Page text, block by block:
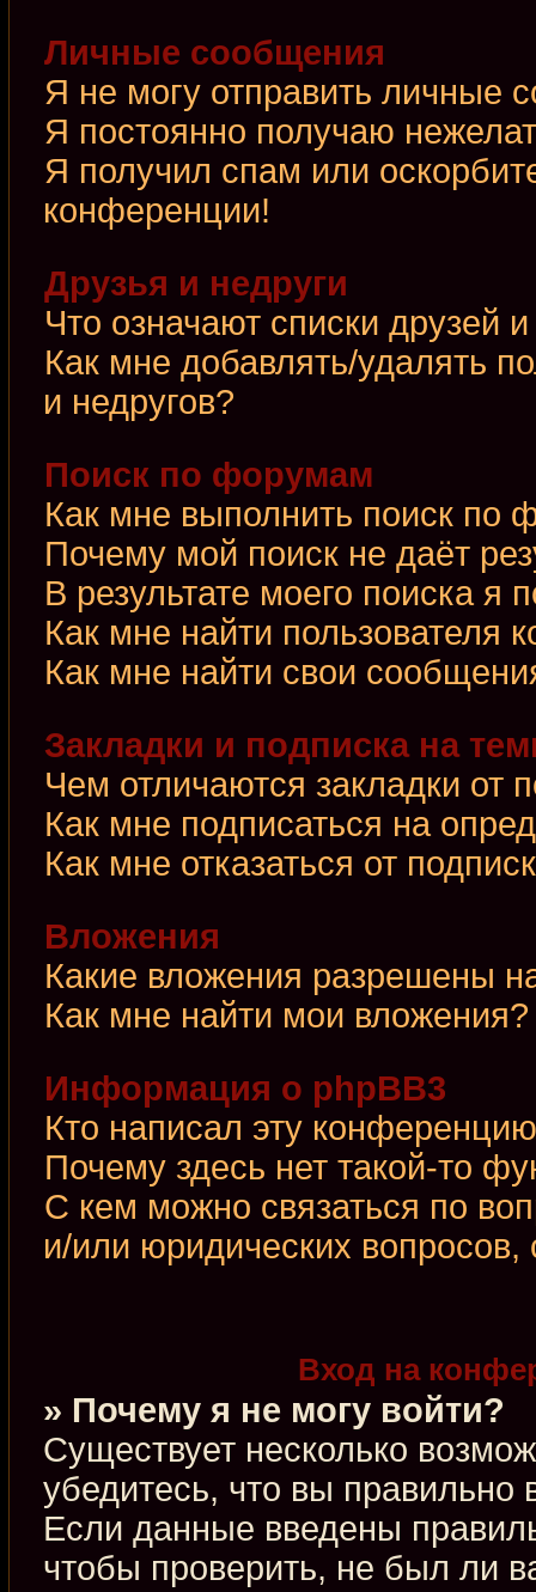
Личные сообщения
Я не могу отправить личные
Я постоянно получаю
Я получил спам или
конференции!
Друзья и недруги
Что означают списки друзей
Как мне добавлять/удалять
и недругов?
Поиск по форумам
Как мне выполнить поиск
Почему мой поиск не даёт
В результате моего поиска я
Как мне найти пользователя
Как мне найти свои
Закладки и подписка на
Чем отличаются закладки от
Как мне подписаться на
Как мне отказаться от
Вложения
Какие вложения разрешены
Как мне найти мои вложения?
Информация о phpBB3
Кто написал эту
Почему здесь нет такой-то
С кем можно связаться по
и/или юридических
Вход на
» Почему я не могу войти?
Существует несколько
убедитесь, что вы правильно
Если данные введены
чтобы проверить, не был ли